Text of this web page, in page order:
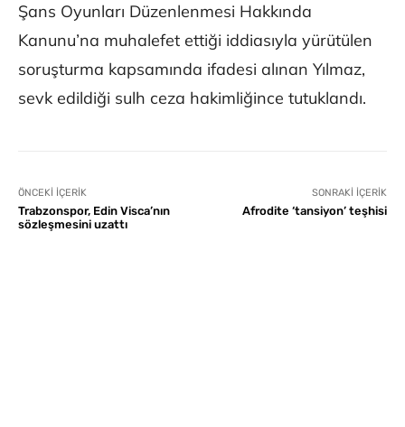
Şans Oyunları Düzenlenmesi Hakkında
Kanunu’na muhalefet ettiği iddiasıyla yürütülen
soruşturma kapsamında ifadesi alınan Yılmaz,
sevk edildiği sulh ceza hakimliğince tutuklandı.
ÖNCEKI İÇERIK
Trabzonspor, Edin Visca’nın
sözleşmesini uzattı
SONRAKI İÇERIK
Afrodite ‘tansiyon’ teşhisi